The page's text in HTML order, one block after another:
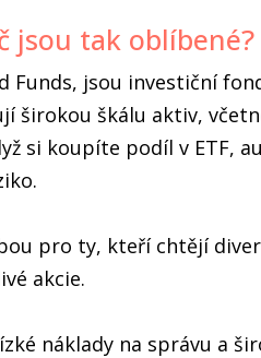
jsou tak oblíbené?
Funds, jsou investiční
širokou škálu aktiv,
si koupíte podíl v ETF,
pro ty, kteří chtějí
akcie.
náklady na správu a